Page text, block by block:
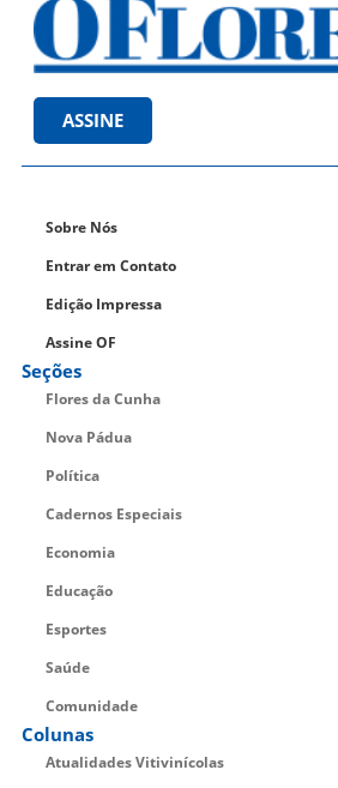
ASSINE
Sobre Nós
Entrar em Contato
Edição Impressa
Assine OF
Seções
Flores da Cunha
Nova Pádua
Política
Cadernos Especiais
Economia
Educação
Esportes
Saúde
Comunidade
Colunas
Atualidades Vitivinícolas